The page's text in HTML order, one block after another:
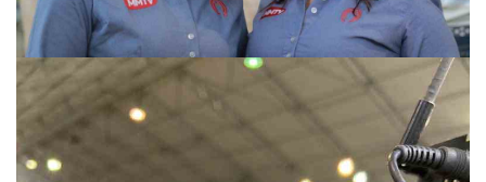
Equipe 12 anos